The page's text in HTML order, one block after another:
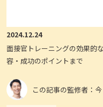
2024.12.24
面接官トレーニングの効果的
容・成功のポイントまで
この記事の監修者：